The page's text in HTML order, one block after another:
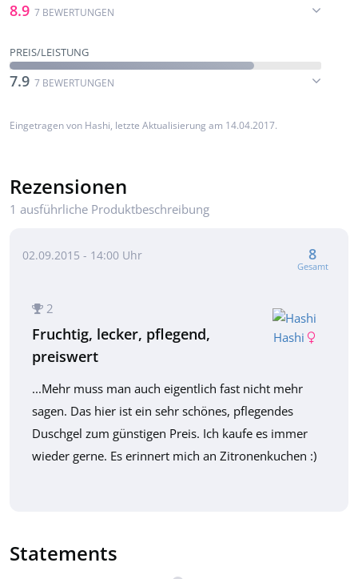
8.9 7 BEWERTUNGEN
PREIS/LEISTUNG
7.9 7 BEWERTUNGEN
Eingetragen von Hashi, letzte Aktualisierung am 14.04.2017.
Rezensionen
1 ausführliche Produktbeschreibung
02.09.2015 - 14:00 Uhr 8
Gesamt
Hashi
2
Fruchtig, lecker, pflegend,
preiswert
...Mehr muss man auch eigentlich fast nicht mehr
sagen. Das hier ist ein sehr schönes, pflegendes
Duschgel zum günstigen Preis. Ich kaufe es immer
wieder gerne. Es erinnert mich an Zitronenkuchen :)
Statements